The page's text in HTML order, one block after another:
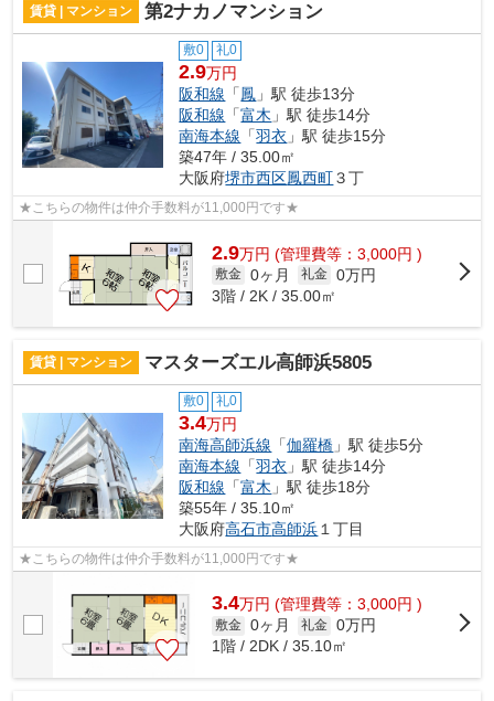
賃貸 | マンション 第2ナカノマンション
敷0 礼0
2.9万円
阪和線 「鳳 」駅 徒歩13分
阪和線 「富木 」駅 徒歩14分
南海本線 「羽衣 」駅 徒歩15分
築47年 / 35.00㎡
大阪府堺市西区鳳西町３丁
★こちらの物件は仲介手数料が11,000円です★
2.9万円 (管理費等：3,000円 )
敷金 0ヶ月 礼金 0万円
3階 / 2K / 35.00㎡
賃貸 | マンション マスターズエル高師浜5805
敷0 礼0
3.4万円
南海高師浜線 「伽羅橋 」駅 徒歩5分
南海本線 「羽衣 」駅 徒歩14分
阪和線 「富木 」駅 徒歩18分
築55年 / 35.10㎡
大阪府高石市高師浜 １丁目
★こちらの物件は仲介手数料が11,000円です★
3.4万円 (管理費等：3,000円 )
敷金 0ヶ月 礼金 0万円
1階 / 2DK / 35.10㎡